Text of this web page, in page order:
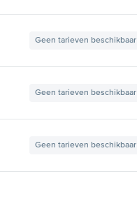
Geen tarieven beschikbaar
Geen tarieven beschikbaar
Geen tarieven beschikbaar